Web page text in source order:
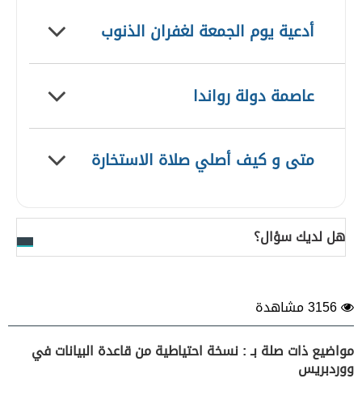
أدعية يوم الجمعة لغفران الذنوب
عاصمة دولة رواندا
متى و كيف أصلي صلاة الاستخارة
هل لديك سؤال؟
مواضيع ذات صلة بـ : نسخة احتياطية من قاعدة البيانات في
ووردبريس